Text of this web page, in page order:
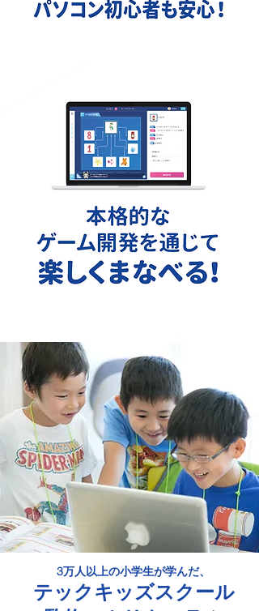
​3万人以上の小学生が学んだ、
テックキッズスクール